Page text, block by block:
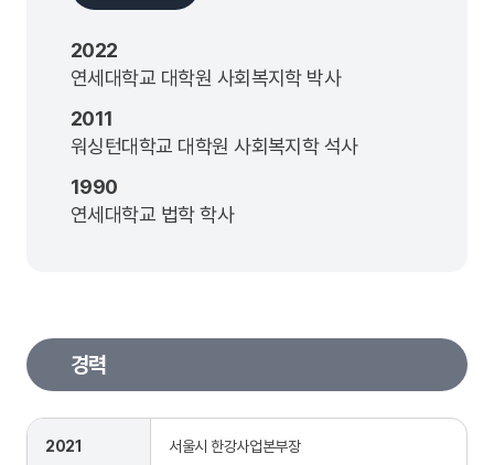
2022
연세대학교 대학원 사회복지학 박사
2011
워싱턴대학교 대학원 사회복지학 석사
1990
연세대학교 법학 학사
경력
2021 서울시 한강사업본부장